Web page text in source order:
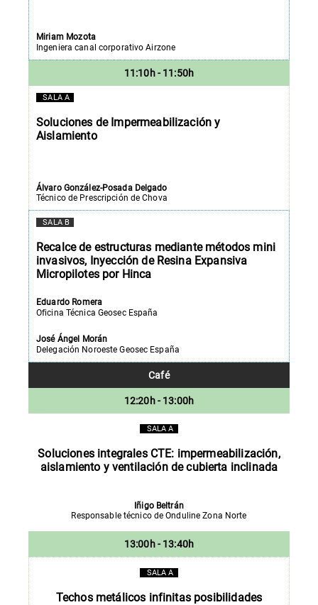
Miriam Mozota
Ingeniera canal corporativo Airzone
11:10h - 11:50h
SALA A
Soluciones de Impermeabilización y
Aislamiento
Álvaro González-Posada Delgado
Técnico de Prescripción de Chova
SALA B
Recalce de estructuras mediante métodos mini
invasivos, Inyección de Resina Expansiva
Micropilotes por Hinca
Eduardo Romera
Oficina Técnica Geosec España
José Ángel Morán
Delegación Noroeste Geosec España
Café
12:20h - 13:00h
SALA A
Soluciones integrales CTE: impermeabilización,
aislamiento y ventilación de cubierta inclinada
Iñigo Beltrán
Responsable técnico de Onduline Zona Norte
13:00h - 13:40h
SALA A
Techos metálicos infinitas posibilidades